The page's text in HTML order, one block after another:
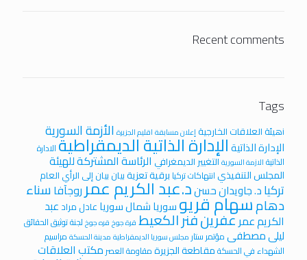
Recent comments
Tags
iهيئة العلاقات الخارجية إعلان مسابقة اقليم الجزيرة الأزمة السورية
الإدارة الذاتيةالإدارة الذاتية الديمقراطيةالادارة
الذاتية الازمة السوريةالتغيير الديمغرافي الرئاسة المشتركة للهيئة
المجلس التنفيذيانتهاكات تركيا برقية تعزيةبيان بيان إلى الرأي العام
تركياد. جاويدان حسند.عبد الكريم عمرروجآفاسناء
دهامسهام قريوسورياشمال سورياعادل مرادعبد
الكريم عمرعفرينفنر الكعيط قرة جوخ قره جوخ لجنة توثيق الحقائق
ليلى مصطفىمؤتمر ستار مجلس سوريا الديمقراطية مدينة الحسكة مراسيم
الشهداء في الحسكةمقاطعة الجزيرةمقاومة العصرمكتب العلاقات